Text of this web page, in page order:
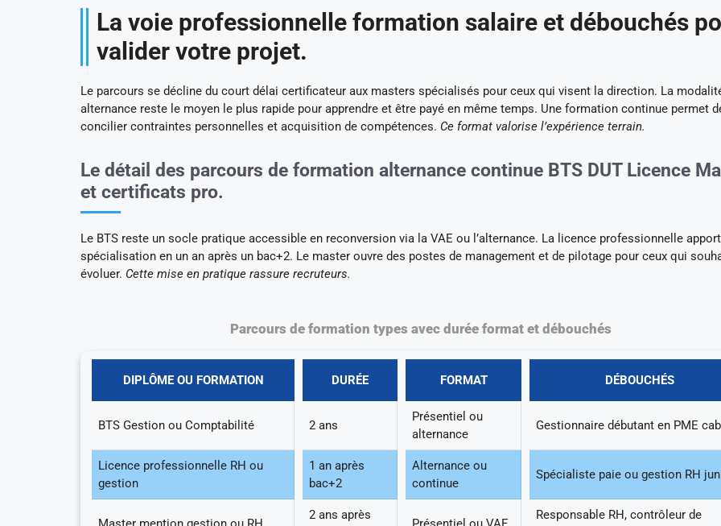
La voie professionnelle formation salaire et débouchés
valider votre projet.
Le parcours se décline du court délai certificateur aux masters spécialisés pour ceux qui visent la direction. La
alternance reste le moyen le plus rapide pour apprendre et être payé en même temps. Une formation continue permet
concilier contraintes personnelles et acquisition de compétences. Ce format valorise l’expérience terrain.
Le détail des parcours de formation alternance continue BTS DUT Licence
et certificats pro.
Le BTS reste un socle pratique accessible en reconversion via la VAE ou l’alternance. La licence professionnelle
spécialisation en un an après un bac+2. Le master ouvre des postes de management et de pilotage pour ceux qui
évoluer. Cette mise en pratique rassure recruteurs.
Parcours de formation types avec durée format et débouchés
DIPLÔME OU FORMATION DURÉE FORMAT DÉBOUCHÉS
BTS Gestion ou Comptabilité 2 ans
Présentiel ou
alternance
Gestionnaire débutant en PME
Licence professionnelle RH ou
gestion
1 an après
bac+2
Alternance ou
continue
Spécialiste paie ou gestion RH
2 ans après
Responsable RH, contrôleur de